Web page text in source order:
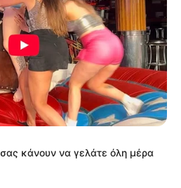
κάνουν να γελάτε όλη μέρα